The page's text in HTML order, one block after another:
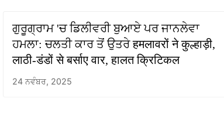
ਗੁਰੂਗ੍ਰਾਮ 'ਚ ਡਿਲੀਵਰੀ ਬੁਆਏ ਪਰ ਜਾਨਲੇਵਾ
ਹਮਲਾ: ਚਲਤੀ ਕਾਰ ਤੋਂ ਉਤਰੇ हमलावरों ने कुल्हाड़ी,
लाठी-डंडों से बर्साए वार, हालत क्रिटिकल
24 ਨਵੰਬਰ, 2025